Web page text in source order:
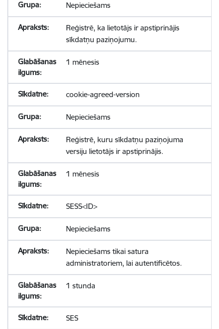
Nepieciešams
Reģistrē, ka lietotājs ir apstiprinājis
sīkdatņu paziņojumu.
1 mēnesis
cookie-agreed-version
Nepieciešams
Reģistrē, kuru sīkdatņu paziņojuma
versiju lietotājs ir apstiprinājis.
1 mēnesis
SESS<ID>
Nepieciešams
Nepieciešams tikai satura
administratoriem, lai autentificētos.
1 stunda
SES